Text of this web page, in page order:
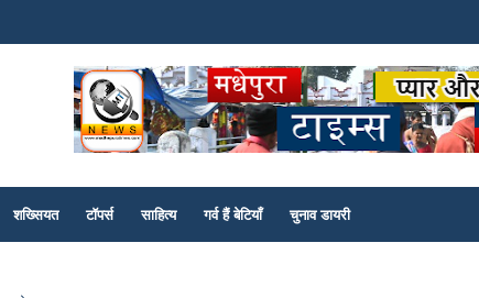
शख्सियत टॉपर्स साहित्य गर्व हैं बेटियाँ चुनाव डायरी